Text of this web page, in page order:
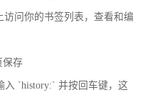
问你的书签列表，查看和编
保存
入 `history:` 并按回车键，这